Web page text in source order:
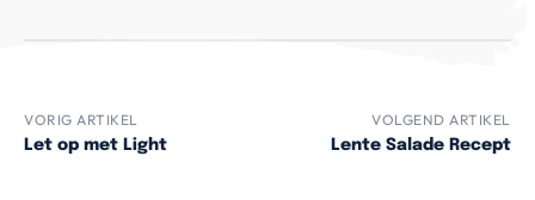
VORIG ARTIKEL
Let op met Light
VOLGEND ARTIKEL
Lente Salade Recept